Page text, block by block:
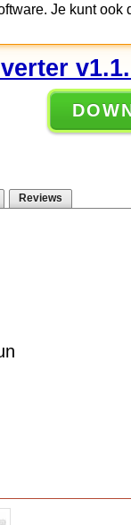
Je kunt ook
Reviews